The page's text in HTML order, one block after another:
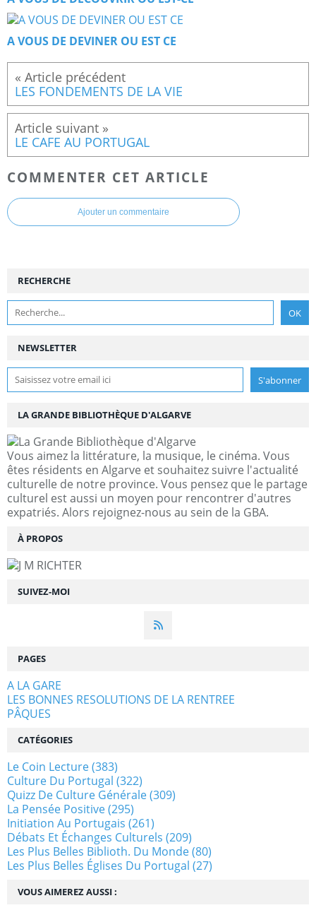
A VOUS DE DEVINER OU EST CE
LES FONDEMENTS DE LA VIE
LE CAFE AU PORTUGAL
COMMENTER CET ARTICLE
Ajouter un commentaire
NEWSLETTER
SUIVEZ-MOI
RECHERCHE
LA GRANDE BIBLIOTHÈQUE D'ALGARVE
Vous aimez la littérature, la musique, le cinéma. Vous
êtes résidents en Algarve et souhaitez suivre l'actualité
culturelle de notre province. Vous pensez que le partage
culturel est aussi un moyen pour rencontrer d'autres
expatriés. Alors rejoignez-nous au sein de la GBA.
À PROPOS
VOUS AIMEREZ AUSSI :
PAGES
A LA GARE
LES BONNES RESOLUTIONS DE LA RENTREE
PÂQUES
CATÉGORIES
Le Coin Lecture(383)
Culture Du Portugal (322)
Quizz De Culture Générale(309)
La Pensée Positive(295)
Initiation Au Portugais (261)
Débats Et Échanges Culturels (209)
Les Plus Belles Biblioth. Du Monde(80)
Les Plus Belles Églises Du Portugal (27)